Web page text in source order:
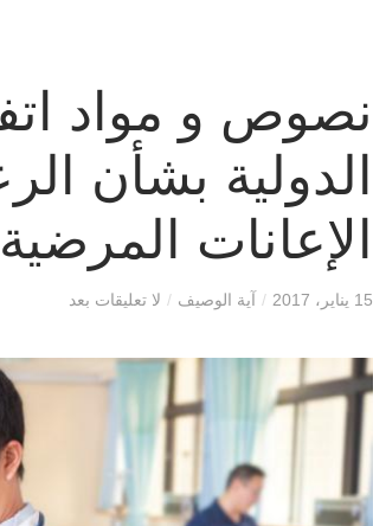
نصوص و مواد
الدولية بشأن
الإعانات المرضية
15 يناير، 2017 / آية الوصيف / لا تعليقات بعد